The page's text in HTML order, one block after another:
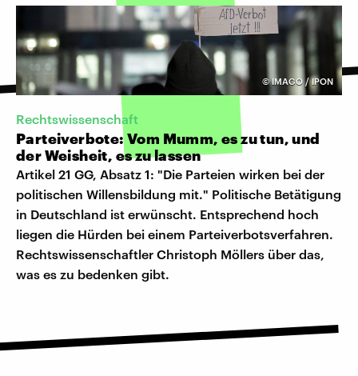
©IMAGO / IPON
Rechtswissenschaft
Parteiverbote: Vom Mumm, es zu tun, und
der Weisheit, es zu lassen
Artikel 21 GG, Absatz 1: "Die Parteien wirken bei der
politischen Willensbildung mit." Politische Betätigung
in Deutschland ist erwünscht. Entsprechend hoch
liegen die Hürden bei einem Parteiverbotsverfahren.
Rechtswissenschaftler Christoph Möllers über das,
was es zu bedenken gibt.